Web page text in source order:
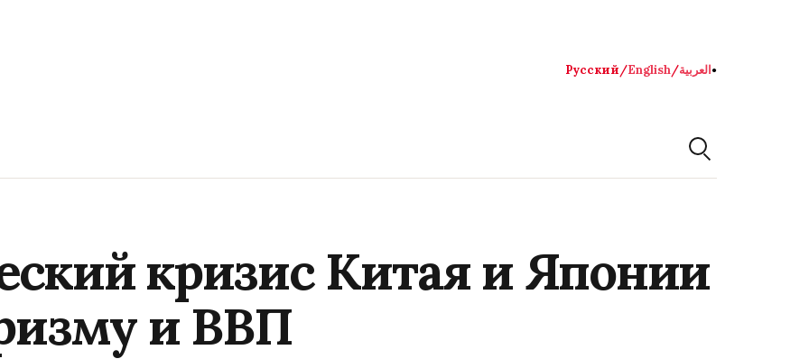
Русский/English/العربية●
кризис Китая и Японии
и ВВП